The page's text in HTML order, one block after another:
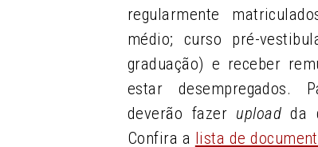
regularmente
médio; curso pré-
graduação) e receber
estar
deverão fazer upload da
Confira a lista de